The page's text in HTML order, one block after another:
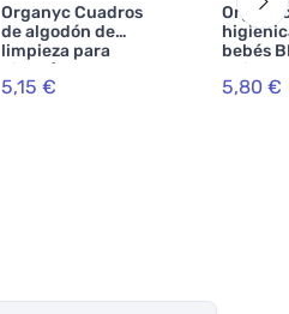
Organyc Cuadros
de algodón de
limpieza para
niños (60
unidades) - 100%
5,15 €
bebés
5,80 €